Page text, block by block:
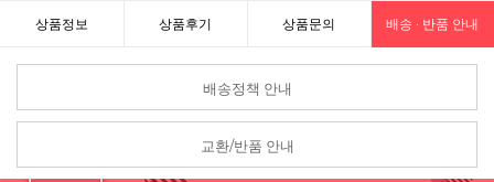
상품정보 상품후기 상품문의 배송 · 반품 안내
배송정책 안내
교환/반품 안내